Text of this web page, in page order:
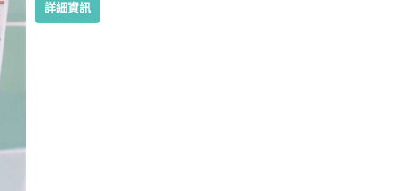
詳細資訊